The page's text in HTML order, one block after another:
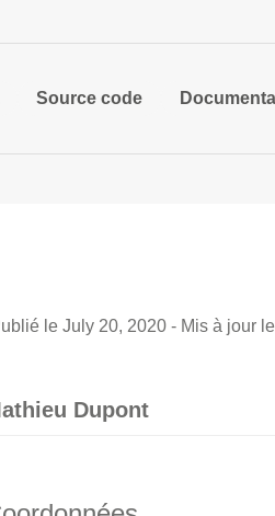
Source code
le July 20, 2020 - Mis à jour
Dupont